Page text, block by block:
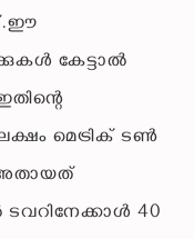
കേട്ടാൽ
മെട്രിക് ടൺ
അതായത്
40